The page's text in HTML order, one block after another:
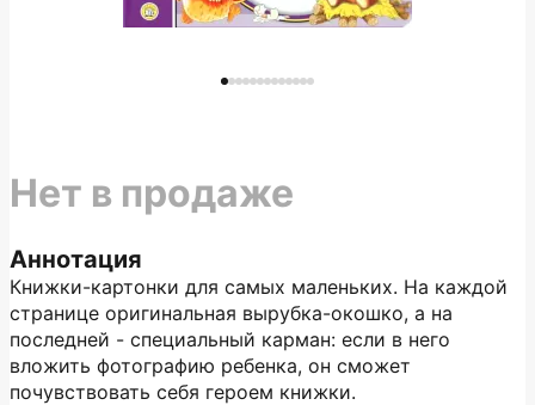
Аннотация
Книжки-картонки для самых маленьких. На каждой
странице оригинальная вырубка-окошко, а на
последней - специальный карман: если в него
вложить фотографию ребенка, он сможет
почувствовать себя героем книжки.
Нет в продаже